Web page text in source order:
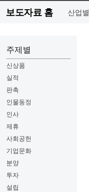
보도자료 홈 산업별
주제별
신상품
실적
판촉
인물동정
인사
제휴
사회공헌
기업문화
분양
투자
설립